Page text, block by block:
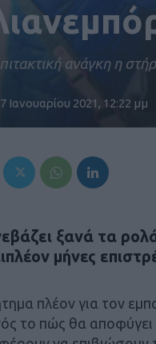
ανάγκη η
Ιανουαρίου 2021, 12:22 μμ
ξανά τα
μήνες
πλέον για τον
το πώς θα